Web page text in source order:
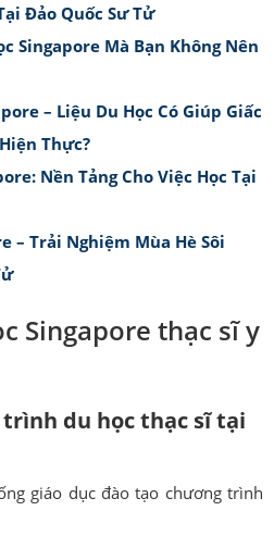
Đảo Quốc Sư Tử
Singapore Mà Bạn Không Nên
– Liệu Du Học Có Giúp Giấc
Thực?
Nền Tảng Cho Việc Học Tại
– Trải Nghiệm Mùa Hè Sôi
Singapore thạc sĩ y
du học thạc sĩ tại
giáo dục đào tạo chương trình